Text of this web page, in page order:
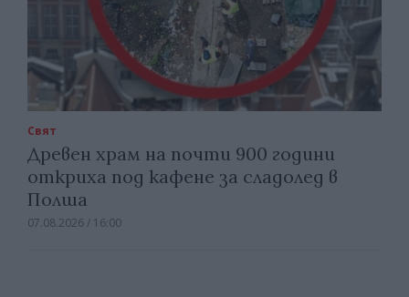
Свят
Древен храм на почти 900 години
откриха под кафене за сладолед в
Полша
07.08.2026 / 16:00